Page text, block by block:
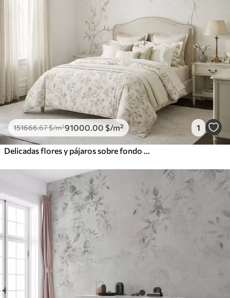
151666.67$/m²91000 .00 $/m² 1